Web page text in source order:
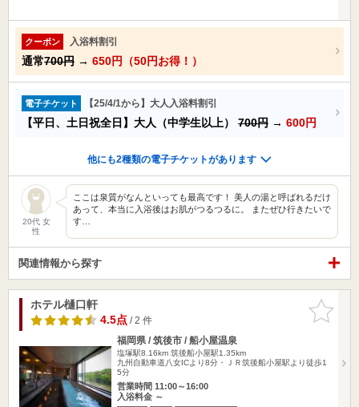
クーポン 入浴料割引
通常700円 → 650円（50円お得！）
電子チケット 【25/4/1から】大人入浴料割引
【平日、土日祝全日】大人（中学生以上） 700円 → 600円
他にも2種類の電子チケットがあります
20代 女
性
ここは泉質がなんといっても最高です！ 美人の湯と呼ばれるだけ
あって、本当に入浴後はお肌がつるつるに。 またぜひ行きたいで
す…
関連情報から探す
お気に入
りに追加
ホテル樋口軒
4.5点/ 2 件
福岡県 / 筑後市 / 船小屋温泉
塩塚駅8.16km 筑後船小屋駅1.35km
九州自動車道八女ICより8分・ＪＲ筑後船小屋駅より徒歩1
5分
営業時間 11:00～16:00
入浴料金 ～